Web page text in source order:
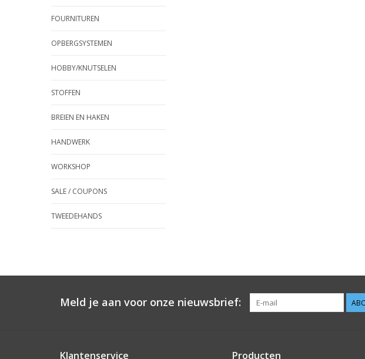
FOURNITUREN
OPBERGSYSTEMEN
HOBBY/KNUTSELEN
STOFFEN
BREIEN EN HAKEN
HANDWERK
WORKSHOP
SALE / COUPONS
TWEEDEHANDS
Meld je aan voor onze nieuwsbrief:
Klantenservice Producten